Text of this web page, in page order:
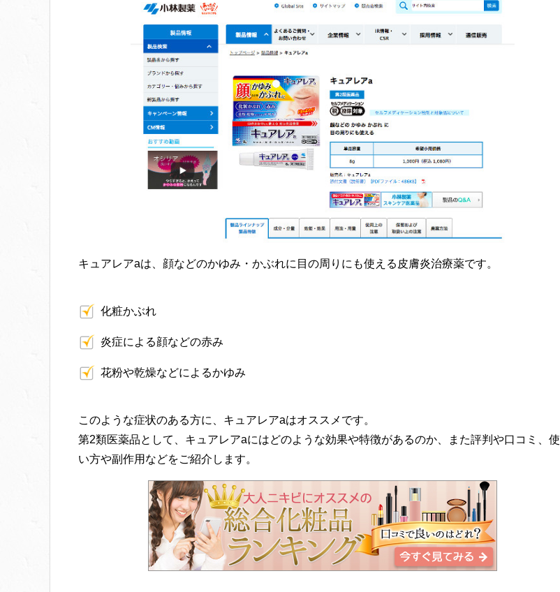
キュアレアaは、顔などのかゆみ・かぶれに目の周りにも使える皮膚炎治療薬です。
化粧かぶれ
炎症による顔などの赤み
花粉や乾燥などによるかゆみ
このような症状のある方に、キュアレアaはオススメです。
第2類医薬品として、キュアレアaにはどのような効果や特徴があるのか、また評判や口コミ、使
い方や副作用などをご紹介します。